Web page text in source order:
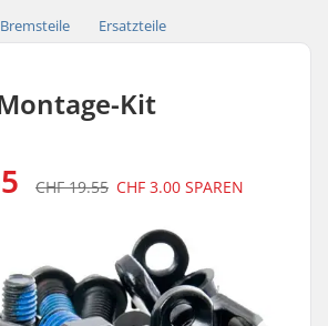
Bremsteile Ersatzteile
Kit
CHF 19.55 CHF 3.00 SPAREN